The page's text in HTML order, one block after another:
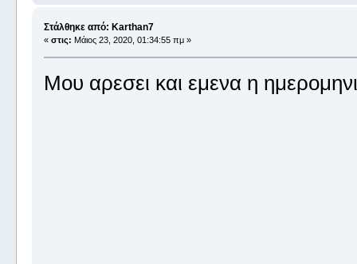
Στάλθηκε από: Karthan7
« στις: Μάιος 23, 2020, 01:34:55 πμ »
Μου αρεσει και εμενα η